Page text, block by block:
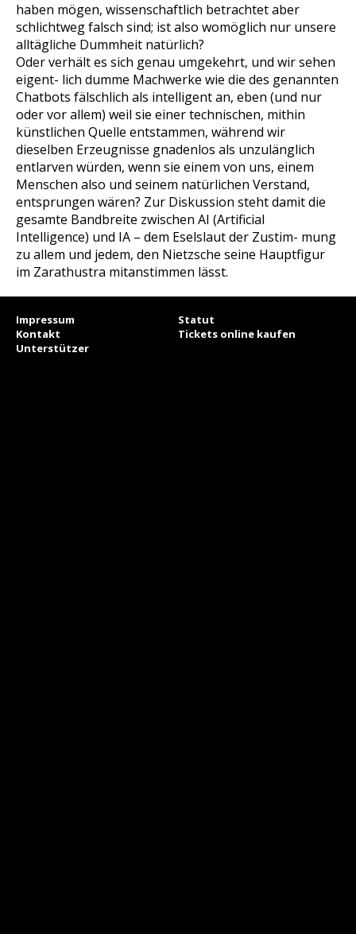
haben mögen, wissenschaftlich betrachtet aber
schlichtweg falsch sind; ist also womöglich nur unsere
alltägliche Dummheit natürlich?
Oder verhält es sich genau umgekehrt, und wir sehen
eigent- lich dumme Machwerke wie die des genannten
Chatbots fälschlich als intelligent an, eben (und nur
oder vor allem) weil sie einer technischen, mithin
künstlichen Quelle entstammen, während wir
dieselben Erzeugnisse gnadenlos als unzulänglich
entlarven würden, wenn sie einem von uns, einem
Menschen also und seinem natürlichen Verstand,
entsprungen wären? Zur Diskussion steht damit die
gesamte Bandbreite zwischen AI (Artificial
Intelligence) und IA – dem Eselslaut der Zustim- mung
zu allem und jedem, den Nietzsche seine Hauptfigur
im Zarathustra mitanstimmen lässt.
Impressum
Statut
Kontakt
Tickets online kaufen
Unterstützer